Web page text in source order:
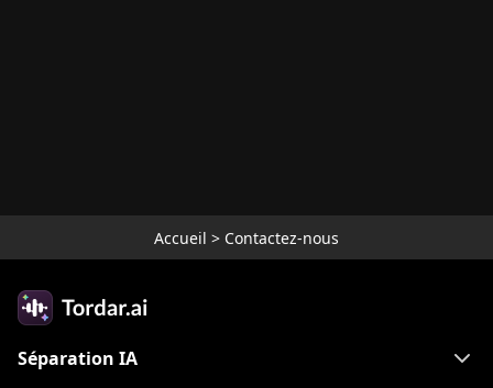
Accueil > Contactez-nous
Séparation IA